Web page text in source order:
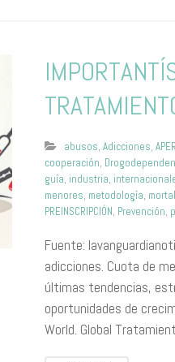
abusos,Adicciones,
cooperación,
guía, industria,
menores, metodología,
PREINSCRIPCIÓN, Prevención,
Fuente:
adicciones. Cuota de
últimas tendencias,
oportunidades de
World. Global